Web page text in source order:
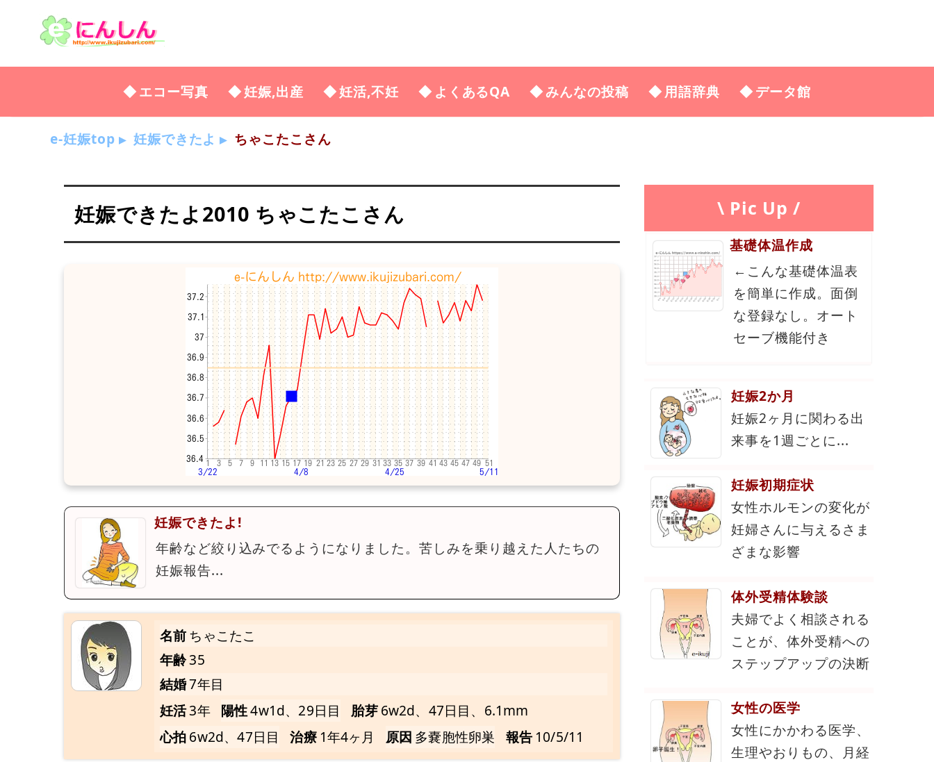
エコー写真 妊娠,出産 妊活,不妊 よくあるQA みんなの投稿 用語辞典 データ館
e-妊娠top 妊娠できたよ ちゃこたこさん
妊娠できたよ2010 ちゃこたこさん
妊娠できたよ!
年齢など絞り込みでるようになりました。苦しみを乗り越えた人たちの
妊娠報告...
名前ちゃこたこ
年齢35
結婚7年目
妊活3年 陽性4w1d、29日目 胎芽6w2d、47日目、6.1mm
心拍6w2d、47日目 治療 1年4ヶ月 原因 多嚢胞性卵巣 報告 10/5/11
\ Pic Up /
基礎体温作成
←こんな基礎体温表
を簡単に作成。面倒
な登録なし。オート
セーブ機能付き
妊娠2か月
妊娠2ヶ月に関わる出
来事を1週ごとに...
妊娠初期症状
女性ホルモンの変化が
妊婦さんに与えるさま
ざまな影響
体外受精体験談
夫婦でよく相談される
ことが、体外受精への
ステップアップの決断
女性の医学
女性にかかわる医学、
生理やおりもの、月経